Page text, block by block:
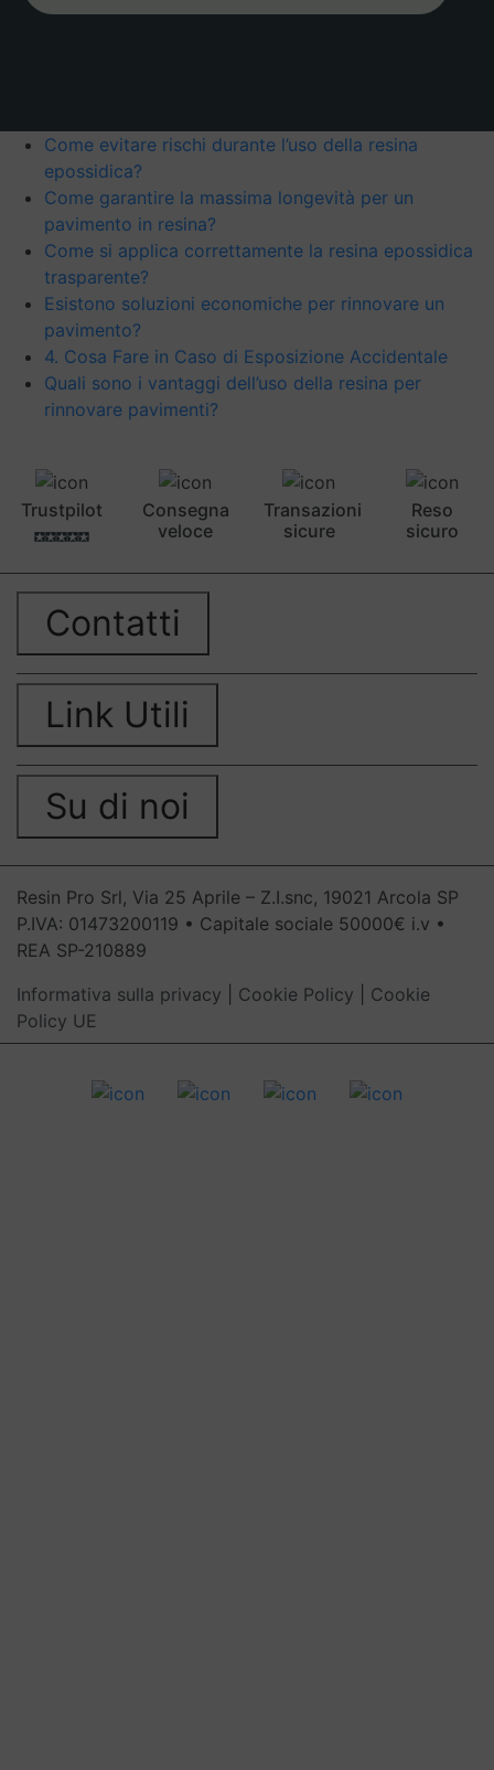
Come evitare rischi durante l’uso della resina
epossidica?
Come garantire la massima longevità per un
pavimento in resina?
Come si applica correttamente la resina epossidica
trasparente?
Esistono soluzioni economiche per rinnovare un
pavimento?
4. Cosa Fare in Caso di Esposizione Accidentale
Quali sono i vantaggi dell’uso della resina per
rinnovare pavimenti?
Trustpilot
Consegna
veloce
Transazioni
sicure
Reso
sicuro
Contatti
Link Utili
Su di noi
Resin Pro Srl, Via 25 Aprile – Z.I.snc, 19021 Arcola SP
P.IVA: 01473200119 • Capitale sociale 50000€ i.v •
REA SP-210889
Informativa sulla privacy
Cookie Policy
Cookie
Policy UE